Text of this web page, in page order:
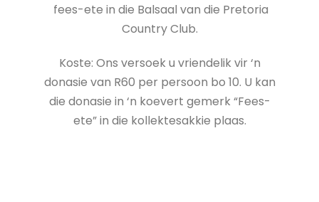
fees-ete in die Balsaal van die Pretoria
Country Club.
Koste: Ons versoek u vriendelik vir ‘n
donasie van R60 per persoon bo 10. U kan
die donasie in ‘n koevert gemerk “Fees-
ete” in die kollektesakkie plaas.